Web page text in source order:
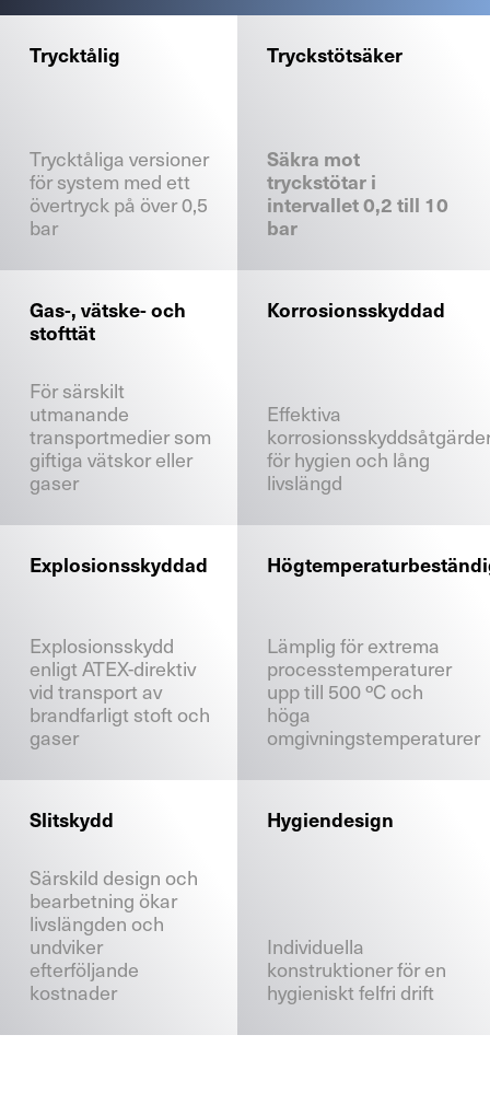
Trycktålig
Trycktåliga versioner
för system med ett
övertryck på över 0,5
bar
Tryckstötsäker
Säkra mot
tryckstötar i
intervallet 0,2 till 10
bar
Gas-, vätske- och
stofttät
För särskilt
utmanande
transportmedier som
giftiga vätskor eller
gaser
Korrosionsskyddad
Effektiva
för hygien och lång
livslängd
Explosionsskyddad
Explosionsskydd
enligt ATEX-direktiv
vid transport av
brandfarligt stoft och
gaser
Lämplig för extrema
processtemperaturer
upp till 500 ºC och
höga
omgivningstemperaturer
Slitskydd
Särskild design och
bearbetning ökar
livslängden och
undviker
efterföljande
kostnader
Hygiendesign
Individuella
konstruktioner för en
hygieniskt felfri drift
med oss
Allmänt
Reservdelar